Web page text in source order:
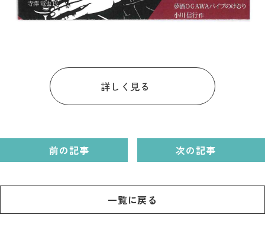
詳しく見る
前の記事
一覧に戻る
次の記事